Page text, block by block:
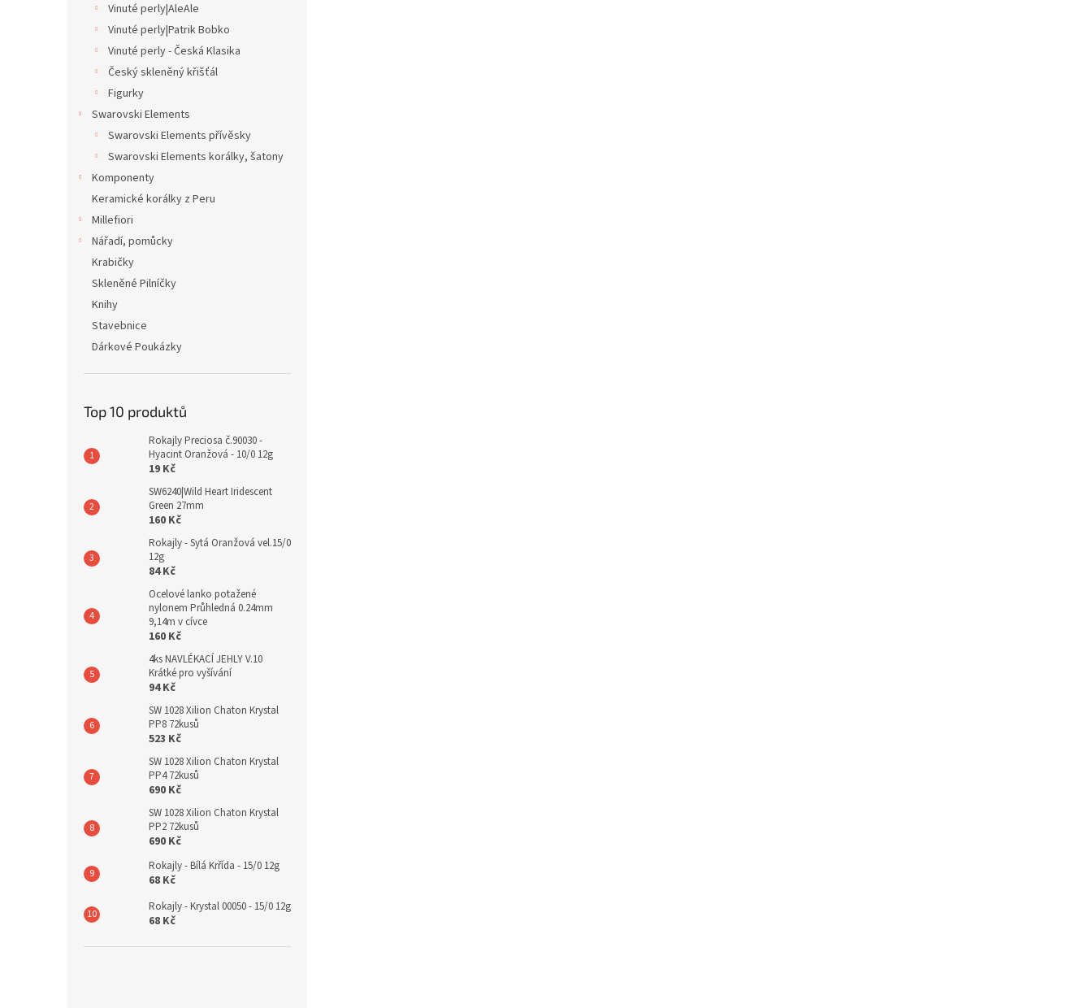
Vinuté perly|AleAle
Vinuté perly|Patrik Bobko
Vinuté perly - Česká Klasika
Český skleněný křišťál
Figurky
Swarovski Elements
Swarovski Elements přívěsky
Swarovski Elements korálky, šatony
Komponenty
Keramické korálky z Peru
Millefiori
Nářadí, pomůcky
Krabičky
Skleněné Pilníčky
Knihy
Stavebnice
Dárkové Poukázky
Top 10 produktů
Rokajly Preciosa č.90030 -
Hyacint Oranžová - 10/0 12g
19 Kč
SW6240|Wild Heart Iridescent
Green 27mm
160 Kč
Rokajly - Sytá Oranžová vel.15/0
12g
84 Kč
Ocelové lanko potažené
nylonem Průhledná 0.24mm
9,14m v cívce
160 Kč
4ks NAVLÉKACÍ JEHLY V.10
Krátké pro vyšívání
94 Kč
SW 1028 Xilion Chaton Krystal
PP8 72kusů
523 Kč
SW 1028 Xilion Chaton Krystal
PP4 72kusů
690 Kč
SW 1028 Xilion Chaton Krystal
PP2 72kusů
690 Kč
Rokajly - Bílá Krřída - 15/0 12g
68 Kč
Rokajly - Krystal 00050 - 15/0 12g
68 Kč